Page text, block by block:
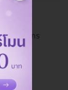
เขตจตุจักร